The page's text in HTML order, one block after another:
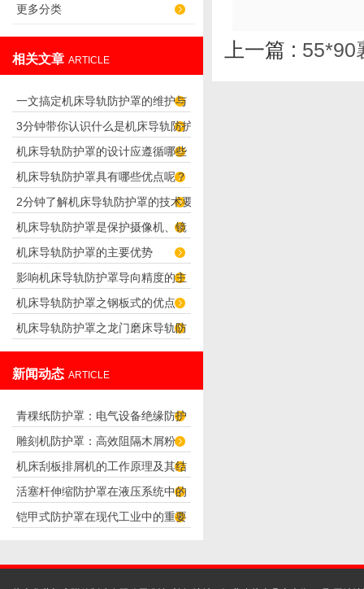
更多分类
相关文章 ARTICLE
一文搞定机床导轨防护罩的维护与
保养要点
3分钟带你认识什么是机床导轨防护
罩
机床导轨防护罩的设计应遵循哪些
理念呢？
机床导轨防护罩具有哪些优点呢？
2分钟了解机床导轨防护罩的技术要
求
机床导轨防护罩是保护摄像机、镜
头正常工作的防护罩
机床导轨防护罩的主要优势
影响机床导轨防护罩导向精度的主
要因素
机床导轨防护罩之钢板式的优点
机床导轨防护罩之龙门磨床导轨防
新闻动态 ARTICLE
青稞纸防护罩：电气设备绝缘防护
专用方案
雕刻机防护罩：高效阻隔木屑粉
尘，守护设备精度与安全
机床刮板排屑机的工作原理及其结
构分析
活塞杆伸缩防护罩在液压系统中的
应用
铠甲式防护罩在现代工业中的重要
上一篇 : 55*90